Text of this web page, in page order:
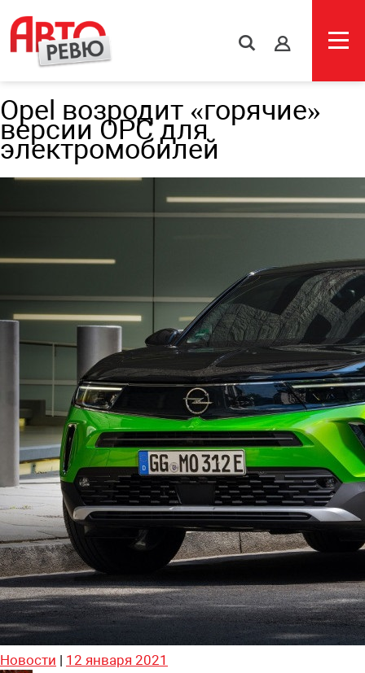
s
Opel возродит «горячие»
версии OPC для
электромобилей
Новости | 12 января 2021